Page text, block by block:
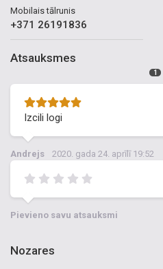
Mobilais tālrunis
+371 26191836
Atsauksmes
1
Izcili logi
Andrejs 2020. gada 24. aprīlī 19:52
Pievieno savu atsauksmi
Nozares